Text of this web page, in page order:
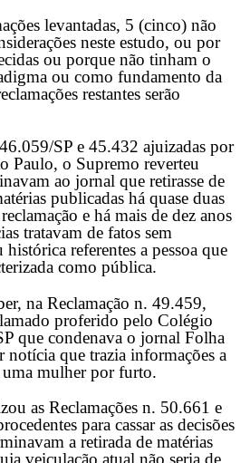
levantadas, 5 (cinco) não
neste estudo, ou por
ou porque não tinham o
ou como fundamento da
restantes serão
SP e 45.432 ajuizadas por
Paulo, o Supremo reverteu
ao jornal que retirasse de
publicadas há quase duas
e há mais de dez anos
tratavam de fatos sem
referentes a pessoa que
como pública.
na Reclamação n. 49.459,
proferido pelo Colégio
que condenava o jornal Folha
notícia que trazia informações a
uma mulher por furto.
as Reclamações n. 50.661 e
para cassar as decisões
a retirada de matérias
veiculação atual não seria de